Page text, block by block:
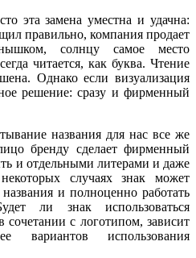
эта замена уместна и удачна:
правильно, компания продает
солнцу самое место
читается, как буква. Чтение
Однако если визуализация
решение: сразу и фирменный
названия для нас все же
бренду сделает фирменный
и отдельными литерами и даже
случаях знак может
названия и полноценно работать
ли знак использоваться
сочетании с логотипом, зависит
вариантов использования